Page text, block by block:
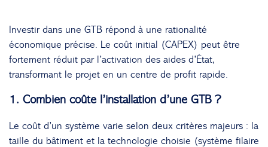
Investir dans une GTB répond à une rationalité
économique précise. Le coût initial (CAPEX) peut être
fortement réduit par l’activation des aides d’État,
transformant le projet en un centre de profit rapide.
1. Combien coûte l’installation d’une GTB ?
Le coût d’un système varie selon deux critères majeurs : la
taille du bâtiment et la technologie choisie (système filaire